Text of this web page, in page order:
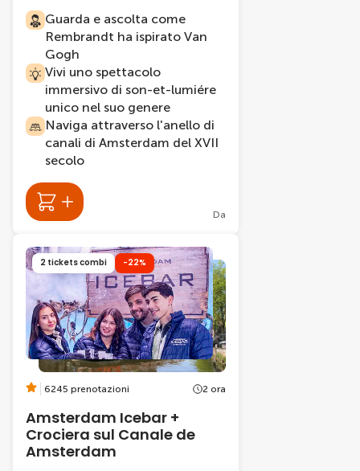
Guarda e ascolta come
Rembrandt ha ispirato Van
Gogh
Vivi uno spettacolo
immersivo di son-et-lumiére
unico nel suo genere
Naviga attraverso l'anello di
canali di Amsterdam del XVII
secolo
Da
2 tickets combi -22%
6245 prenotazioni 2 ora
Amsterdam Icebar +
Crociera sul Canale de
Amsterdam